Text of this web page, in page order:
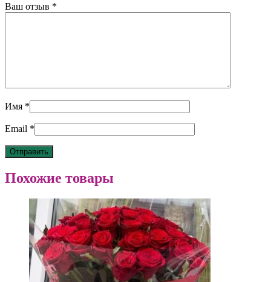
Ваш отзыв *
Имя *
Email *
Похожие товары